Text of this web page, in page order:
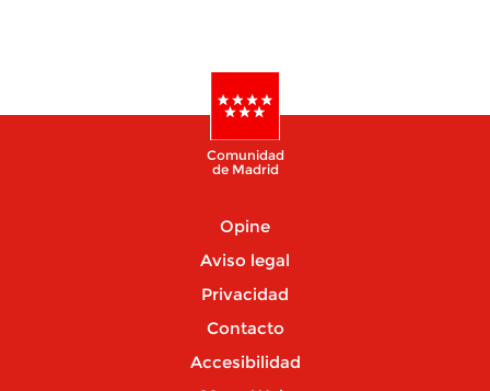
Comunidad
de Madrid
Opine
Aviso legal
Privacidad
Contacto
Accesibilidad